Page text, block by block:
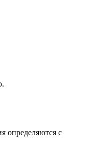
определяются с